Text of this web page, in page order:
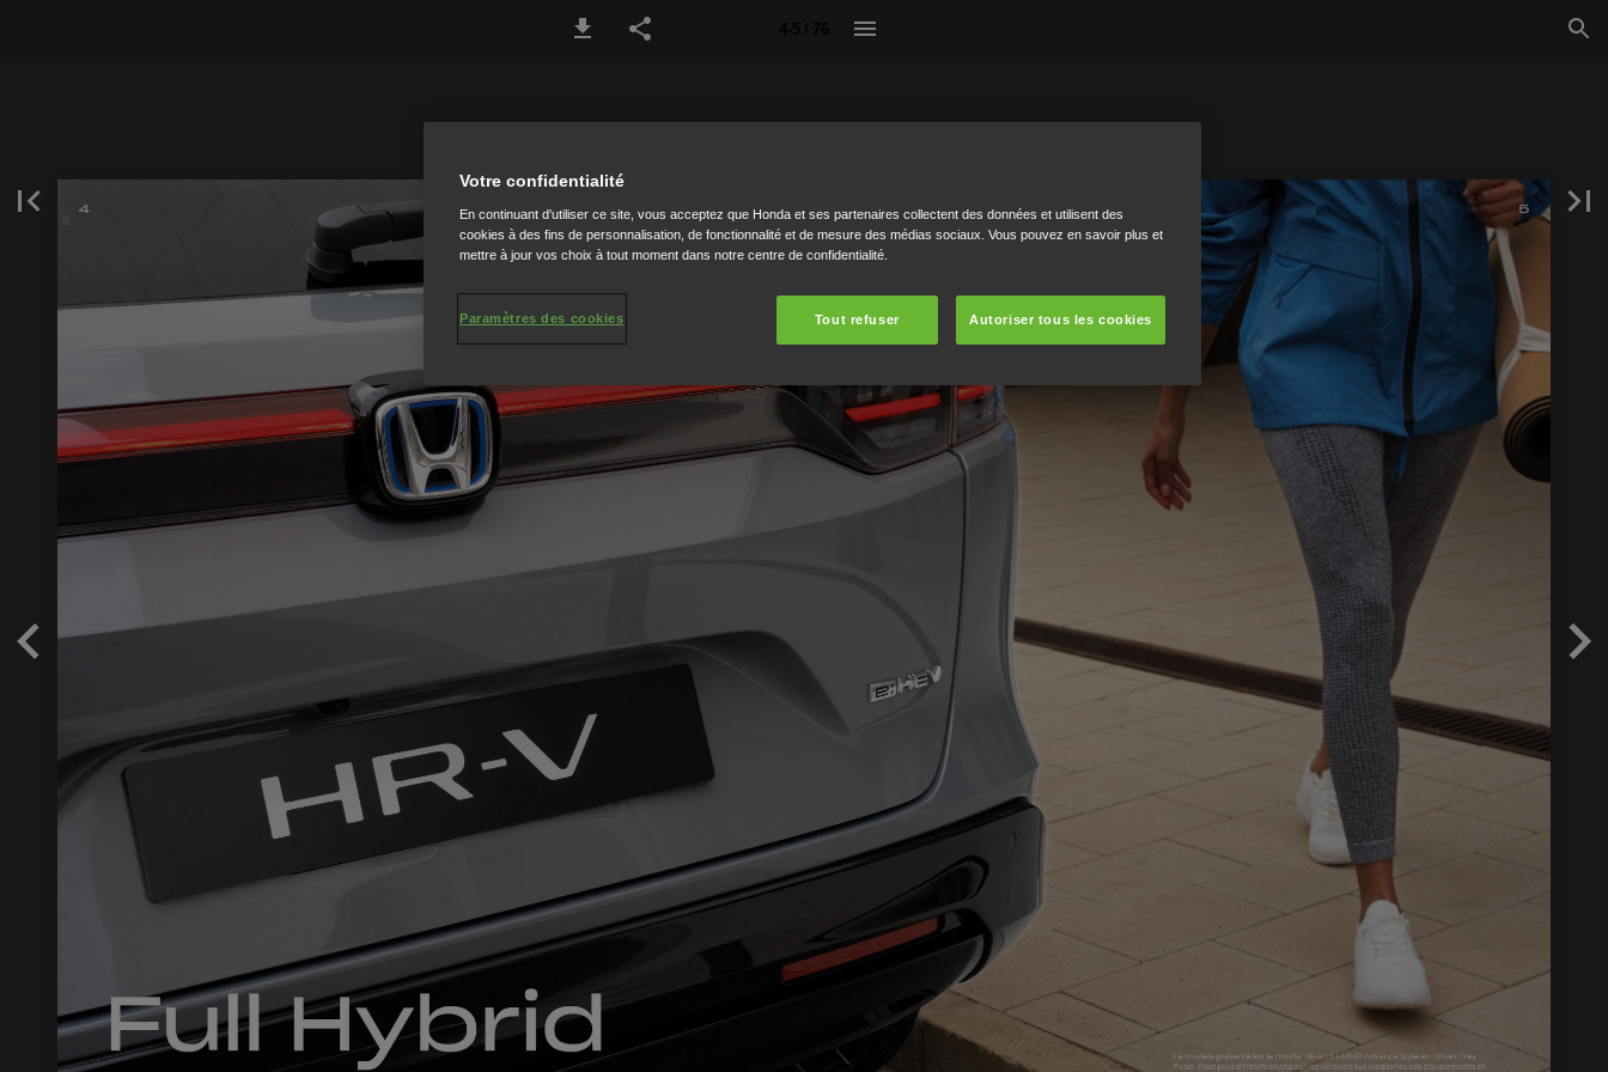
Votre confidentialité
En continuant d'utiliser ce site, vous acceptez que Honda et ses partenaires collectent des données et utilisent des
cookies à des fins de personnalisation, de fonctionnalité et de mesure des médias sociaux. Vous pouvez en savoir plus et
mettre à jour vos choix à tout moment dans notre centre de confidentialité.
Tout refuser Autoriser tous les cookies
Paramètres des cookies